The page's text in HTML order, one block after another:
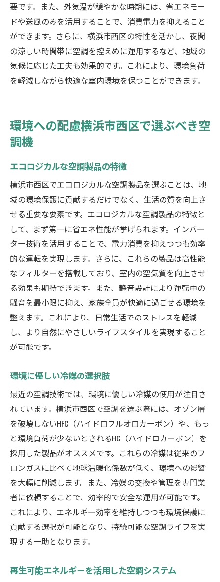
要です。また、外気温が穏やかな時期には、省エネモー
ドや送風のみを活用することで、消費電力を抑えること
ができます。さらに、横浜市西区の特性を活かし、夜間
の涼しい時間帯に空調を控えめに運用するなど、地域の
気候に応じた工夫も効果的です。これにより、環境負荷
を軽減しながら快適な室内環境を保つことができます。
環境への配慮横浜市西区で選ぶべき空
調機
エコロジカルな空調製品の特徴
横浜市西区でエコロジカルな空調製品を選ぶことは、地
域の環境保護に貢献するだけでなく、生活の質を向上さ
せる重要な要素です。エコロジカルな空調製品の特徴と
して、まず第一に省エネ性能が挙げられます。インバー
ター技術を活用することで、電力消費を抑えつつも効率
的な運転を実現します。さらに、これらの製品は高性能
なフィルターを搭載しており、室内の空気質を向上させ
る効果も期待できます。また、静音設計により運転中の
騒音を最小限に抑え、家族全員が快適に過ごせる環境を
整えます。これにより、日常生活でのストレスを軽減
し、より自然にやさしいライフスタイルを実現すること
が可能です。
環境に優しい冷媒の選択肢
最近の空調技術では、環境に優しい冷媒の使用が注目さ
れています。横浜市西区で空調を選ぶ際には、オゾン層
を破壊しないHFC（ハイドロフルオロカーボン）や、もっ
と環境負荷が少ないとされるHC（ハイドロカーボン）を
採用した製品がオススメです。これらの冷媒は従来のフ
ロンガスに比べて地球温暖化係数が低く、環境への影響
を大幅に削減します。また、冷媒の交換や管理を専門業
者に依頼することで、効率的で安全な運用が可能です。
これにより、エネルギー効率を維持しつつも環境保護に
貢献する選択が可能となり、持続可能な空調ライフを実
現する一助となります。
再生可能エネルギーを活用した空調システム